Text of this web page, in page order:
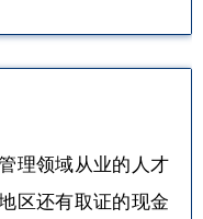
理领域从业的人才
区还有取证的现金